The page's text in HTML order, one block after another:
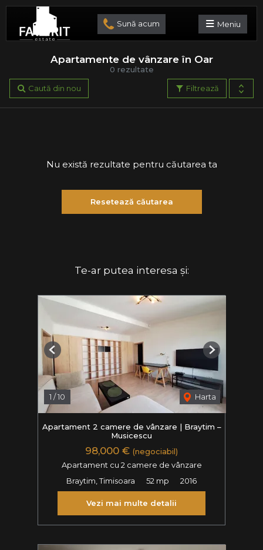
Sună acum Meniu
0 rezultate
Apartamente de vânzare în Oar
Filtrează
Caută din nou
Nu există rezultate pentru căutarea ta
Resetează căutarea
Te-ar putea interesa și:
1 /10 Harta
Previous Next
Apartament 2 camere de vânzare | Braytim –
Musicescu
98,000 € (negociabil)
Apartament cu 2 camere de vânzare
Braytim, Timisoara
52 mp 2016
Vezi mai multe detalii